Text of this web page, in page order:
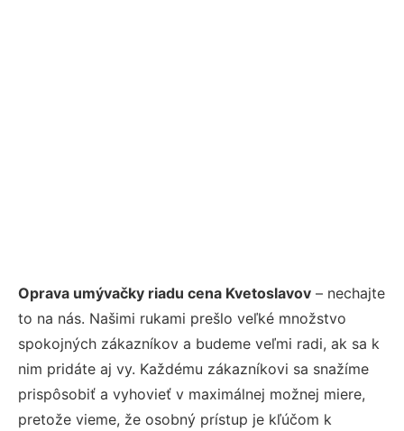
Oprava umývačky riadu cena Kvetoslavov – nechajte
to na nás. Našimi rukami prešlo veľké množstvo
spokojných zákazníkov a budeme veľmi radi, ak sa k
nim pridáte aj vy. Každému zákazníkovi sa snažíme
prispôsobiť a vyhovieť v maximálnej možnej miere,
pretože vieme, že osobný prístup je kľúčom k